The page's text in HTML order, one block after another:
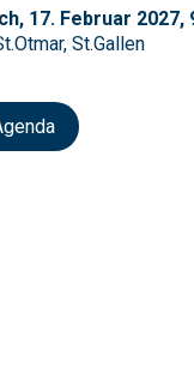
17. Februar 2027,
St.Gallen